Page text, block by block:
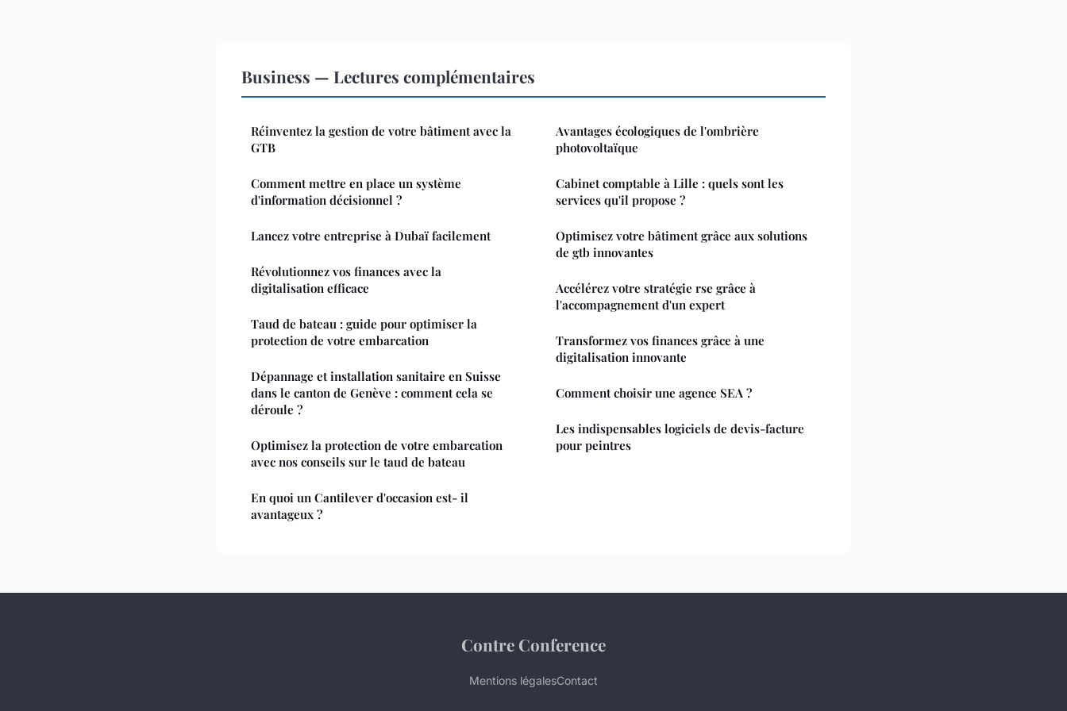
Business — Lectures complémentaires
Réinventez la gestion de votre bâtiment avec la
GTB
Comment mettre en place un système
d'information décisionnel ?
Lancez votre entreprise à Dubaï facilement
Révolutionnez vos finances avec la
digitalisation efficace
Taud de bateau : guide pour optimiser la
protection de votre embarcation
Dépannage et installation sanitaire en Suisse
dans le canton de Genève : comment cela se
déroule ?
Optimisez la protection de votre embarcation
avec nos conseils sur le taud de bateau
En quoi un Cantilever d'occasion est- il
avantageux ?
Avantages écologiques de l'ombrière
photovoltaïque
Cabinet comptable à Lille : quels sont les
services qu'il propose ?
Optimisez votre bâtiment grâce aux solutions
de gtb innovantes
Accélérez votre stratégie rse grâce à
l'accompagnement d'un expert
Transformez vos finances grâce à une
digitalisation innovante
Comment choisir une agence SEA ?
Les indispensables logiciels de devis-facture
pour peintres
Contre Conference
Mentions légalesContact